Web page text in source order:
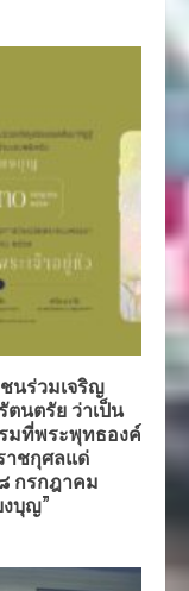
นร่วมเจริญ
นตรัย ว่าเป็น
มที่พระพุทธองค์
าชกุศลแด่
กรกฎาคม
บุญ”